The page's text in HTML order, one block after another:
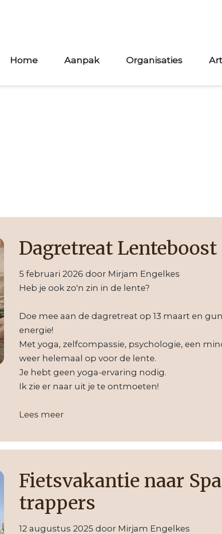
Home Aanpak Organisaties
Dagretreat Lenteboost
5 februari 2026 door Mirjam Engelkes
Heb je ook zo'n zin in de lente?
Doe mee aan de dagretreat op 13 maart en
energie!
Met yoga, zelfcompassie, psychologie, een
weer helemaal op voor de lente.
Je hebt geen yoga-ervaring nodig.
Ik zie er naar uit je te ontmoeten!
Lees meer
Fietsvakantie naar
trappers
12 augustus 2025 door Mirjam Engelkes